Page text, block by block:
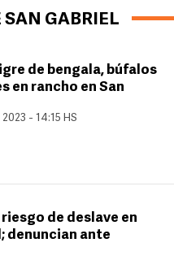
GABRIEL
de bengala, búfalos
en rancho en San
- 14:15 HS
de deslave en
denuncian ante